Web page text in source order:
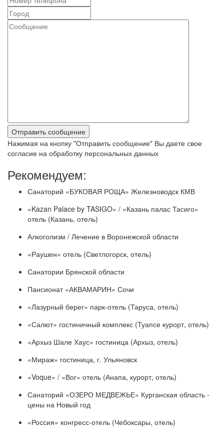
Нажимая на кнопку "Отправить сообщение" Вы даете свое
согласие на обработку персональных данных
Рекомендуем:
Санаторий «БУКОВАЯ РОЩА» Железноводск КМВ
«Kazan Palace by TASIGO» / «Казань палас Тасиго»
отель (Казань, отель)
Алкоголизм / Лечение в Воронежской области
«Раушен» отель (Светлогорск, отель)
Санатории Брянской области
Пансионат «АКВАМАРИН» Сочи
«Лазурный берег» парк-отель (Таруса, отель)
«Салют» гостиничный комплекс (Туапсе курорт, отель)
«Архыз Шале Хаус» гостиница (Архыз, отель)
«Мираж» гостиница, г. Ульяновск
«Voque» / «Вог» отель (Анапа, курорт, отель)
Санаторий «ОЗЕРО МЕДВЕЖЬЕ» Курганская область -
цены на Новый год
«Россия» конгресс-отель (Чебоксары, отель)